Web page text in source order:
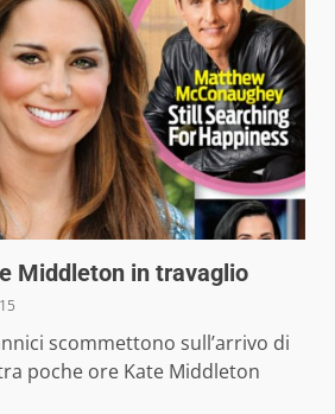
Middleton in travaglio
scommettono sull’arrivo di
poche ore Kate Middleton